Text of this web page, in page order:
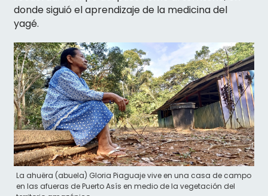
donde siguió el aprendizaje de la medicina del
yagé.
La ahuëra (abuela) Gloria Piaguaje vive en una casa de campo
en las afueras de Puerto Asís en medio de la vegetación del